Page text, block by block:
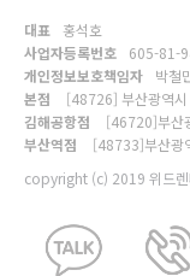
대표
홍석호
사업자등록번호
605-81-
개인정보보호책임자
박철
본점
[48726] 부산광역
김해공항점
[46720]부산
부산역점
[48733]부산광
copyright (c) 2019 위드